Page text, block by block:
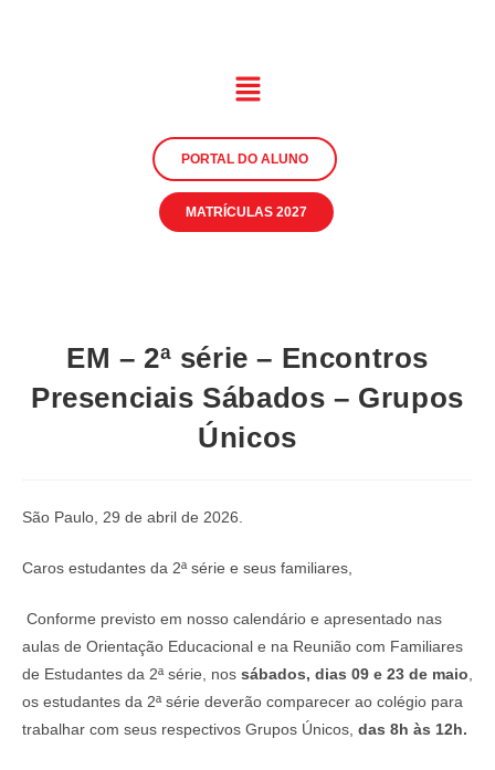
PORTAL DO ALUNO
MATRÍCULAS 2027
EM – 2ª série – Encontros
Presenciais Sábados – Grupos
Únicos
São Paulo, 29 de abril de 2026.
Caros estudantes da 2ª série e seus familiares,
Conforme previsto em nosso calendário e apresentado nas
aulas de Orientação Educacional e na Reunião com Familiares
de Estudantes da 2ª série, nos sábados, dias 09 e 23 de maio,
os estudantes da 2ª série deverão comparecer ao colégio para
trabalhar com seus respectivos Grupos Únicos, das 8h às 12h.